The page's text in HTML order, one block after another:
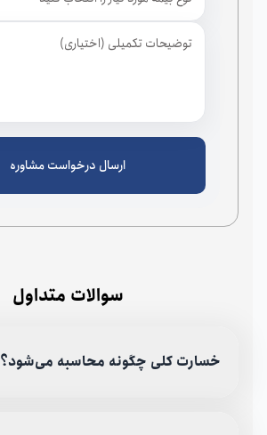
ارسال درخواست مشاوره
سوالات متداول
خسارت کلی چگونه محاسبه می‌شود؟